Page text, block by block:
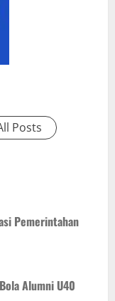
Posts
Pemerintahan
Alumni U40